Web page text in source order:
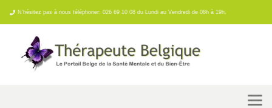
N’hésitez pas à nous téléphoner: 026 69 10 08 du Lundi au Vendredi de 08h à 19h.